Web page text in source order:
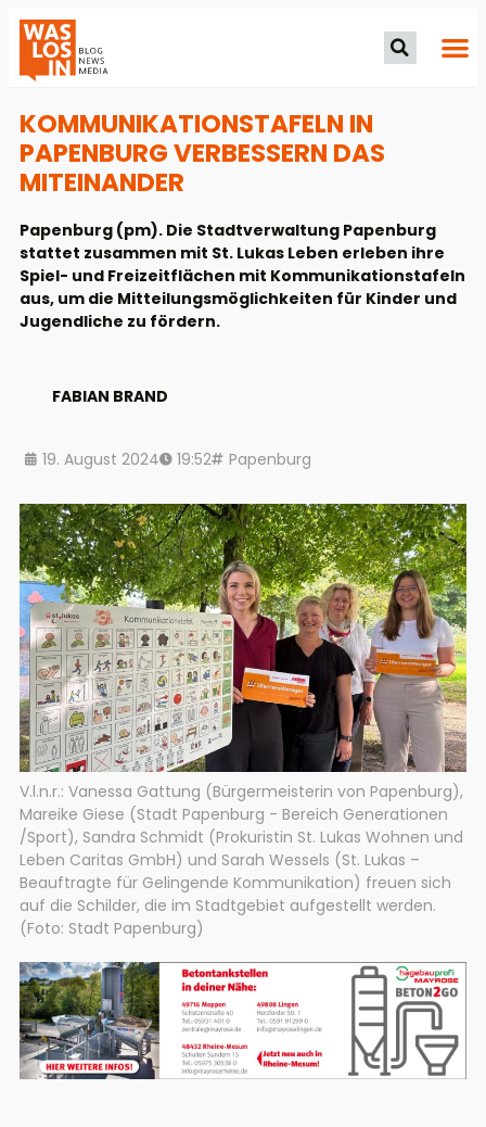
KOMMUNIKATIONSTAFELN IN
PAPENBURG VERBESSERN DAS
MITEINANDER
Papenburg (pm). Die Stadtverwaltung Papenburg
stattet zusammen mit St. Lukas Leben erleben ihre
Spiel- und Freizeitflächen mit Kommunikationstafeln
aus, um die Mitteilungsmöglichkeiten für Kinder und
Jugendliche zu fördern.
FABIAN BRAND
19. August 2024 19:52 Papenburg
V.l.n.r.: Vanessa Gattung (Bürgermeisterin von Papenburg),
Mareike Giese (Stadt Papenburg - Bereich Generationen
/Sport), Sandra Schmidt (Prokuristin St. Lukas Wohnen und
Leben Caritas GmbH) und Sarah Wessels (St. Lukas –
Beauftragte für Gelingende Kommunikation) freuen sich
auf die Schilder, die im Stadtgebiet aufgestellt werden.
(Foto: Stadt Papenburg)